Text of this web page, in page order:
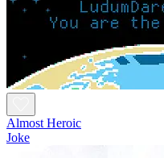
Almost Heroic
Joke